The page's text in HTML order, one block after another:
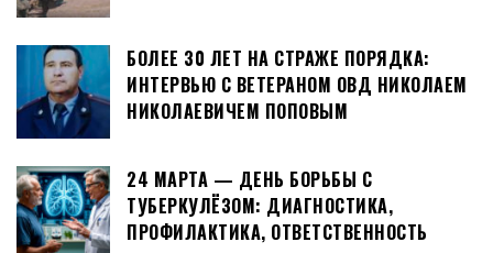
БОЛЕЕ 30 ЛЕТ НА СТРАЖЕ ПОРЯДКА:
ИНТЕРВЬЮ С ВЕТЕРАНОМ ОВД НИКОЛАЕМ
НИКОЛАЕВИЧЕМ ПОПОВЫМ
24 МАРТА — ДЕНЬ БОРЬБЫ С
ТУБЕРКУЛЁЗОМ: ДИАГНОСТИКА,
ПРОФИЛАКТИКА, ОТВЕТСТВЕННОСТЬ